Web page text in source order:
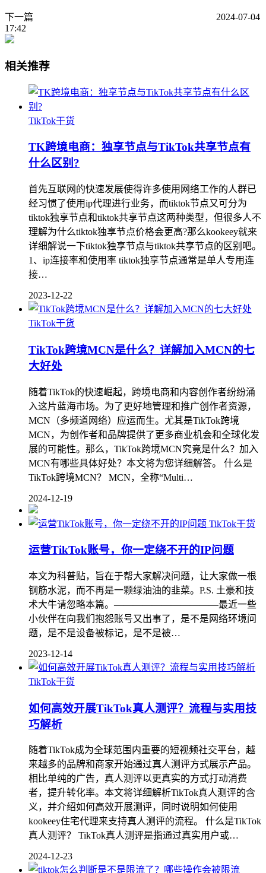
下一篇
2024-07-04
17:42
相关推荐
TikTok干货
TK跨境电商：独享节点与TikTok共享节点有
什么区别?
首先互联网的快速发展使得许多使用网络工作的人群已
经习惯了使用ip代理进行业务，而tiktok节点又可分为
tiktok独享节点和tiktok共享节点这两种类型，但很多人不
理解为什么tiktok独享节点价格会更高?那么kookeey就来
详细解说一下tiktok独享节点与tiktok共享节点的区别吧。
1、ip连接率和使用率 tiktok独享节点通常是单人专用连
接…
2023-12-22
TikTok干货
TikTok跨境MCN是什么？详解加入MCN的七
大好处
随着TikTok的快速崛起，跨境电商和内容创作者纷纷涌
入这片蓝海市场。为了更好地管理和推广创作者资源，
MCN（多频道网络）应运而生。尤其是TikTok跨境
MCN，为创作者和品牌提供了更多商业机会和全球化发
展的可能性。那么，TikTok跨境MCN究竟是什么？加入
MCN有哪些具体好处？本文将为您详细解答。 什么是
TikTok跨境MCN？ MCN，全称“Multi…
2024-12-19
TikTok干货
运营TikTok账号，你一定绕不开的IP问题
本文为科普贴，旨在于帮大家解决问题，让大家做一根
钢筋水泥，而不再是一颗绿油油的韭菜。P.S. 土豪和技
术大牛请忽略本篇。———————————最近一些
小伙伴在向我们抱怨账号又出事了，是不是网络环境问
题，是不是设备被标记，是不是被…
2023-12-14
TikTok干货
如何高效开展TikTok真人测评？流程与实用技
巧解析
随着TikTok成为全球范围内重要的短视频社交平台，越
来越多的品牌和商家开始通过真人测评方式展示产品。
相比单纯的广告，真人测评以更真实的方式打动消费
者，提升转化率。本文将详细解析TikTok真人测评的含
义，并介绍如何高效开展测评，同时说明如何使用
kookeey住宅代理来支持真人测评的流程。 什么是TikTok
真人测评？ TikTok真人测评是指通过真实用户或…
2024-12-23